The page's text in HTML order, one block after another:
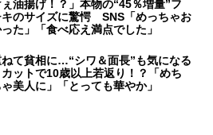
ぇ油揚げ！？」本物の“45％増量”フ
キのサイズに驚愕 SNS「めっちゃお
た」「食べ応え満点でした」
て貧相に…“シワ＆面長”も気になる
ットで10歳以上若返り！？「めち
美人に」「とっても華やか」